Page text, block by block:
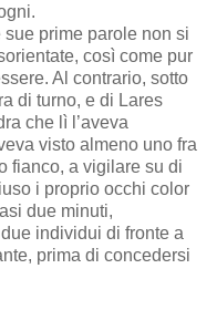
prime parole non si
così come pur
Al contrario, sotto
di turno, e di Lares
che lì l’aveva
visto almeno uno fra
fianco, a vigilare su di
i proprio occhi color
due minuti,
individui di fronte a
prima di concedersi